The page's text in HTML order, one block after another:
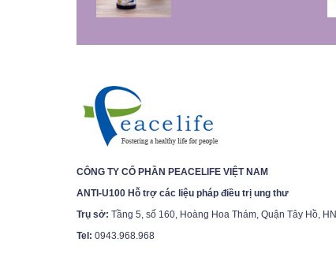
CÔNG TY CỔ PHẦN PEACELIFE VIỆT NAM
ANTI-U100 Hỗ trợ các liệu pháp điều trị ung thư
Trụ sở: Tầng 5, số 160, Hoàng Hoa Thám, Quận Tây Hồ, HN
Tel: 0943.968.968